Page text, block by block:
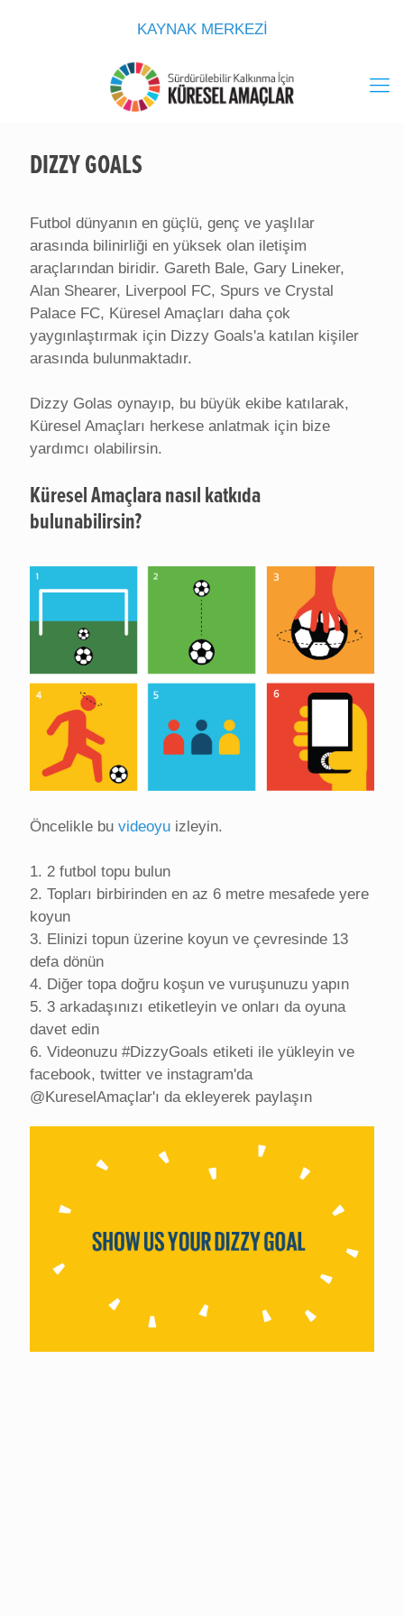
KAYNAK MERKEZİ
DIZZY GOALS
Futbol dünyanın en güçlü, genç ve yaşlılar
arasında bilinirliği en yüksek olan iletişim
araçlarından biridir. Gareth Bale, Gary Lineker,
Alan Shearer, Liverpool FC, Spurs ve Crystal
Palace FC, Küresel Amaçları daha çok
yaygınlaştırmak için Dizzy Goals'a katılan kişiler
arasında bulunmaktadır.
Dizzy Golas oynayıp, bu büyük ekibe katılarak,
Küresel Amaçları herkese anlatmak için bize
yardımcı olabilirsin.
Küresel Amaçlara nasıl katkıda
bulunabilirsin?
Öncelikle bu videoyu izleyin.
1. 2 futbol topu bulun
2. Topları birbirinden en az 6 metre mesafede yere
koyun
3. Elinizi topun üzerine koyun ve çevresinde 13
defa dönün
4. Diğer topa doğru koşun ve vuruşunuzu yapın
5. 3 arkadaşınızı etiketleyin ve onları da oyuna
davet edin
6. Videonuzu #DizzyGoals etiketi ile yükleyin ve
facebook, twitter ve instagram'da
@KureselAmaçlar'ı da ekleyerek paylaşın